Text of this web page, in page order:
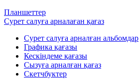
Планшеттер
Сурет салуға арналаған қағаз
Сурет салуға арналған альбомдар
Графика қағазы
Кескіндеме қағазы
Сызуға арналған қағаз
Скетчбуктер